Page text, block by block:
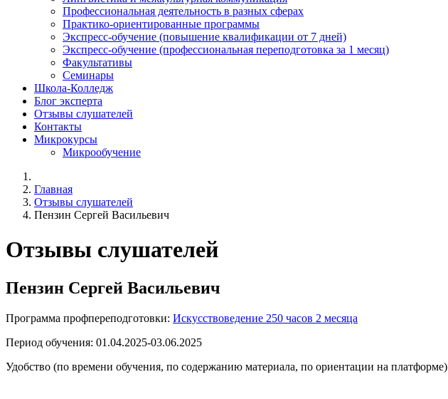
Профессиональная деятельность в разных сферах
Практико-ориентированные программы
Экспресс-обучение (повышение квалификации от 7 дней)
Экспресс-обучение (профессиональная переподготовка за 1 месяц)
Факультативы
Семинары
Школа-Колледж
Блог эксперта
Отзывы слушателей
Контакты
Микрокурсы
Микрообучение
Главная
Отзывы слушателей
Пензин Сергей Васильевич
Отзывы слушателей
Пензин Сергей Васильевич
Программа профпереподготовки: Искусствоведение 250 часов 2 месяца
Период обучения: 01.04.2025-03.06.2025
Удобство (по времени обучения, по содержанию материала, по ориентации на платформе)